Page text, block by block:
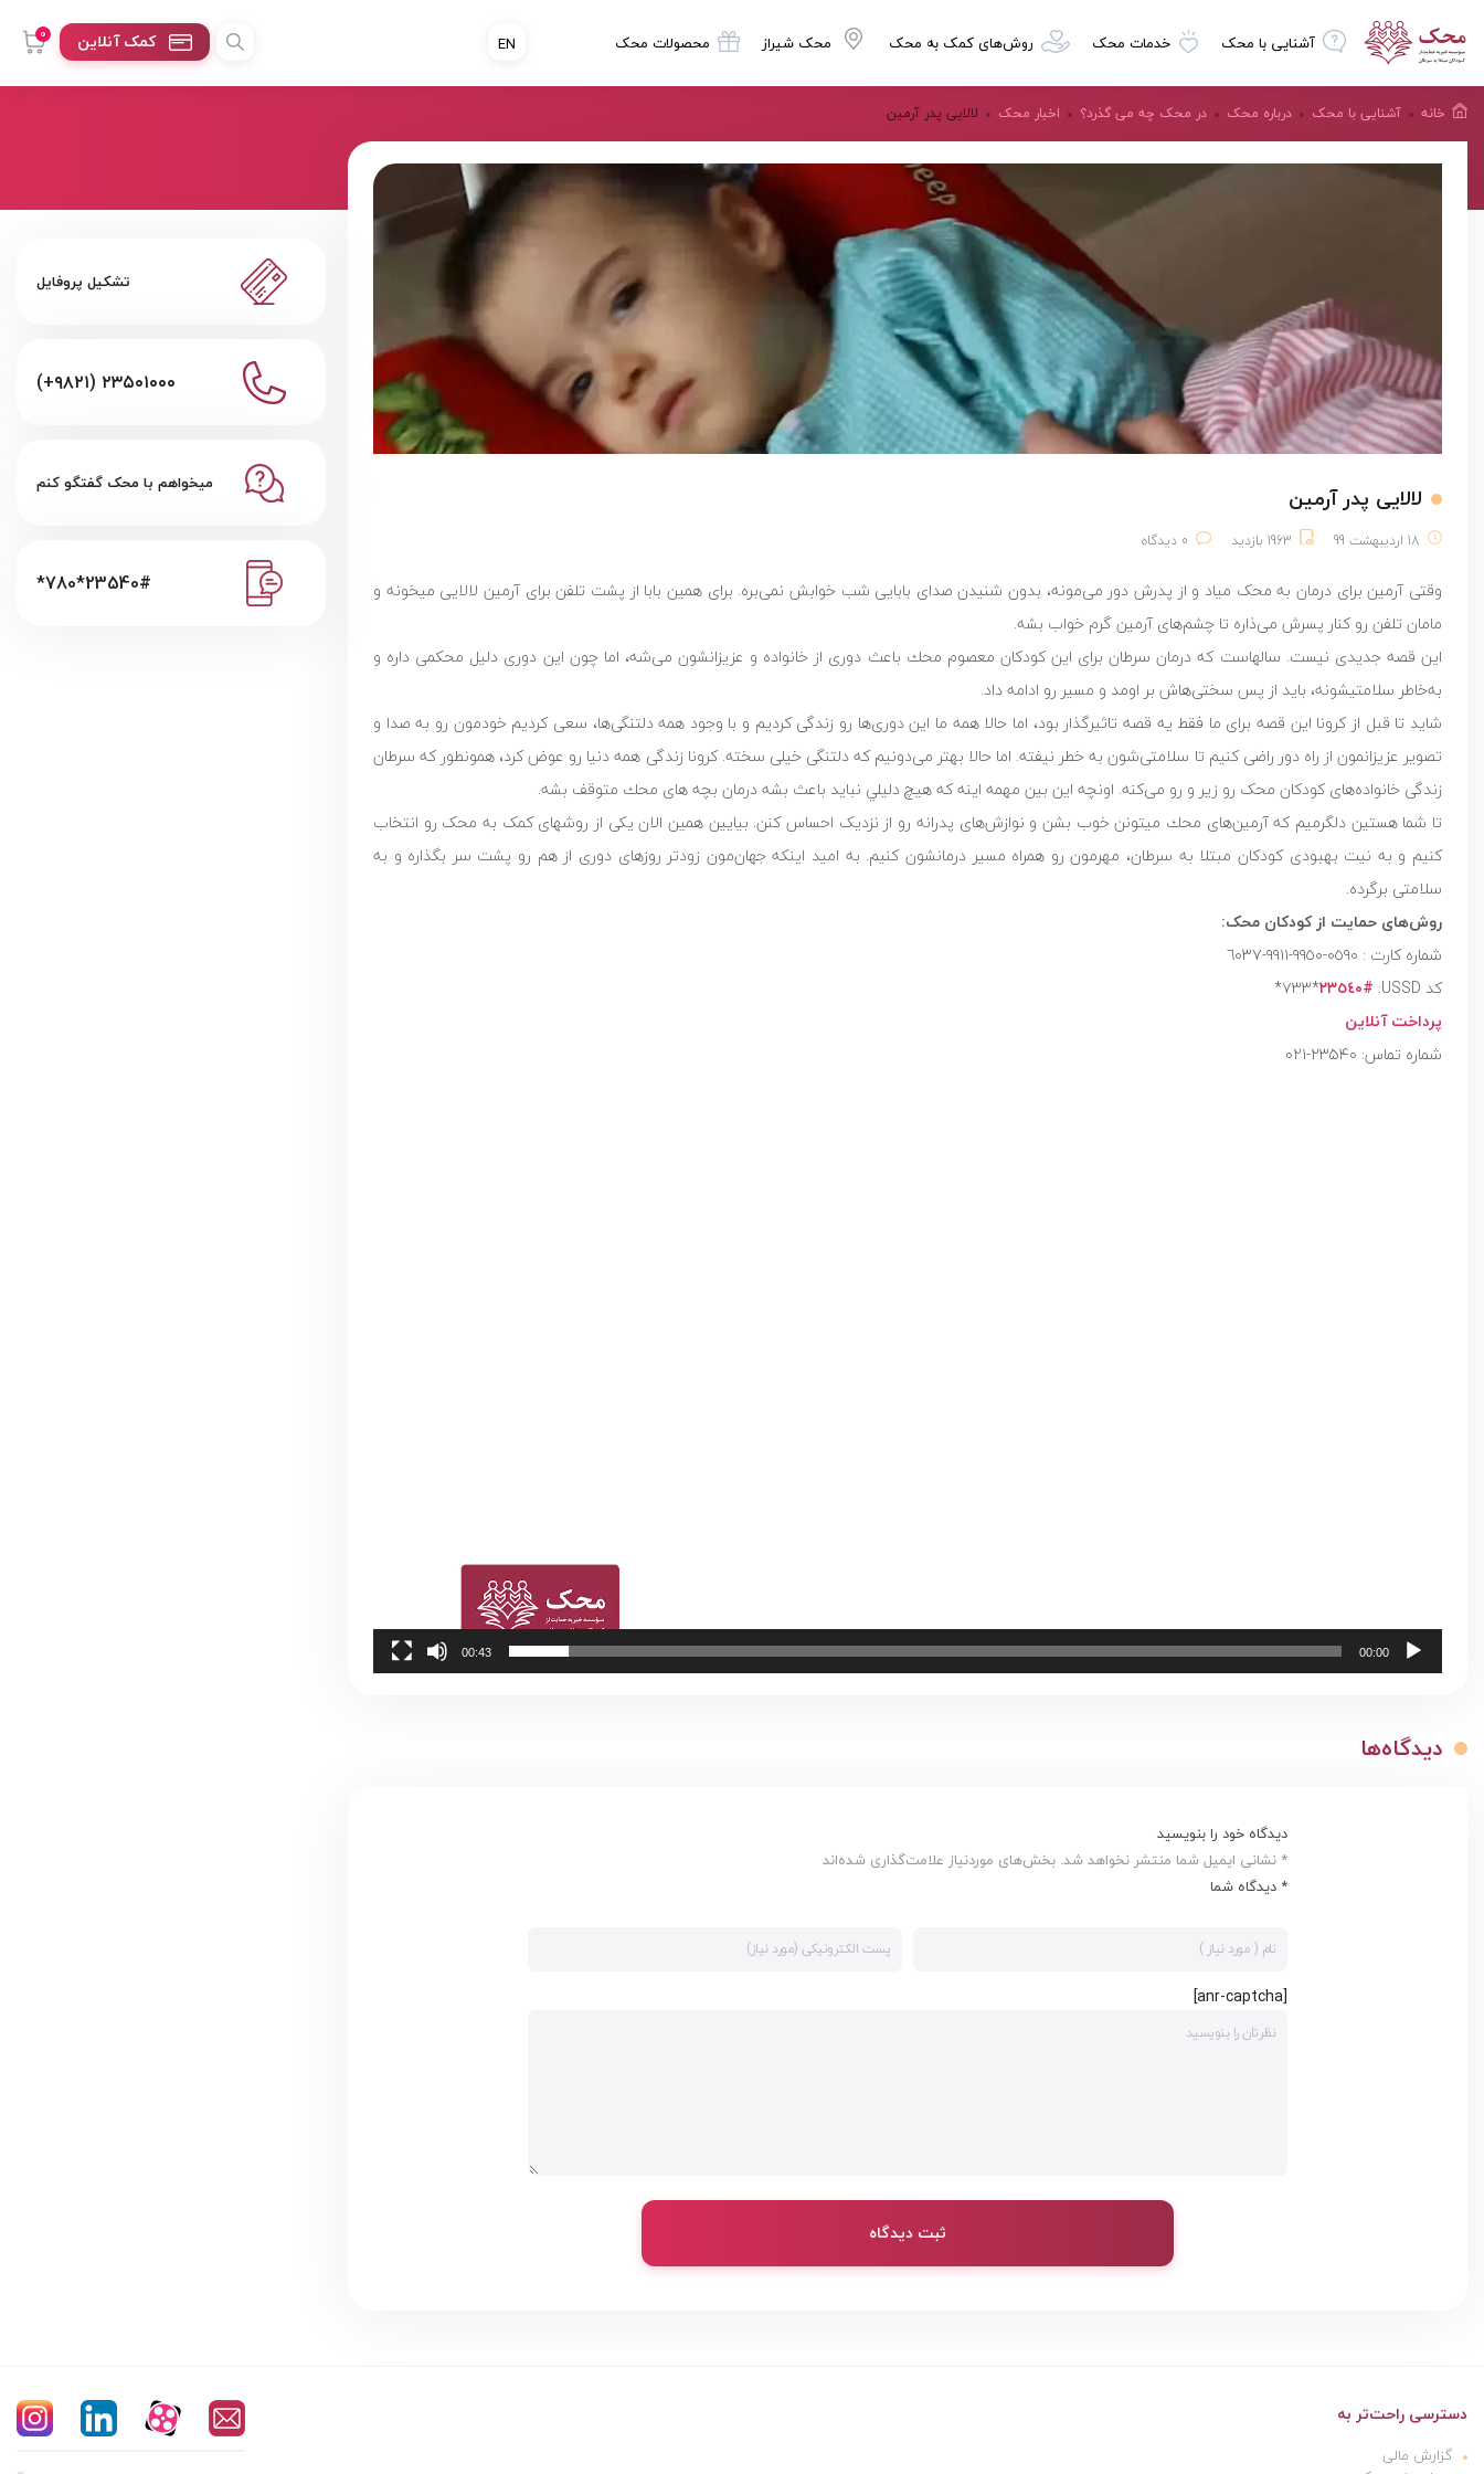
آشنایی با محک خدمات محک روش‌های کمک به محک محک شیراز محصولات محک 0 کمک آنلاین EN
خانه آشنایی با محک درباره محک در محک چه می گذرد؟ اخبار محک لالایی پدر آرمین
لالایی پدر آرمین
18 اردیبهشت 99 1963 بازدید 0 دیدگاه
وقتی آرمین برای درمان به محک میاد و از پدرش دور می‌مونه، بدون شنیدن صدای بابايى شب خوابش نمی‌بره. برای همین بابا از پشت تلفن برای آرمین لالایی میخونه و
مامان تلفن رو کنار پسرش می‌ذاره تا چشم‌های آرمین گرم خواب بشه.
این قصه جدیدی نیست. سالهاست که درمان سرطان برای این كودكان معصوم محك باعث دوری از خانواده و عزیزانشون می‌شه، اما چون این دوری دلیل محکمی داره و
به‌خاطر سلامتيشونه، باید از پس سختی‌هاش بر اومد و مسیر رو ادامه داد.
شاید تا قبل از کرونا این قصه برای ما فقط یه قصه تاثیرگذار بود، اما حالا همه ما این دوری‌ها رو زندگی کردیم و با وجود همه دلتنگی‌ها، سعی کردیم خودمون رو به صدا و
تصویر عزیزانمون از راه دور راضى كنيم تا سلامتى‌شون به خطر نيفته. اما حالا بهتر مى‌دونيم كه دلتنگى خيلى سخته. کرونا زندگی همه دنیا رو عوض کرد، همونطور که سرطان
زندگی خانواده‌های كودكان محک رو زير و رو می‌كنه. اونچه اين بين مهمه اينه كه هيچ دليلي نبايد باعث بشه درمان بچه هاى محك متوقف بشه.
تا شما هستین دلگرميم که آرمین‌هاى محك میتونن خوب بشن و نوازش‌های پدرانه رو از نزدیک احساس كنن. بیایین همين الان یکی از روشهای کمک به محک رو انتخاب
کنیم و به نیت بهبودی کودکان مبتلا به سرطان، مهرمون رو همراه مسیر درمانشون کنیم. به امید اینکه جهان‌مون زودتر روزهاى دورى از هم رو پشت سر بگذاره و به
سلامتى برگرده.
روش‌های حمایت از کودکان محک:
کد USSD:
#٢٣٥٤٠
*٧٣٣* ‏‎ ‌
پرداخت آنلاین
شماره تماس: ۲۳۵۴۰-۰۲۱
00:00
00:43
دیدگاه‌ها
دیدگاه خود را بنویسید
* نشانی ایمیل شما منتشر نخواهد شد. بخش‌های موردنیاز علامت‌گذاری شده‌اند
* دیدگاه شما
[anr-captcha]
ثبت دیدگاه
تشکیل پروفایل
(+۹۸۲۱) ۲۳۵۰۱۰۰۰
میخواهم با محک گفتگو کنم
*780*23540#
دسترسی راحت‌تر به
گزارش مالی